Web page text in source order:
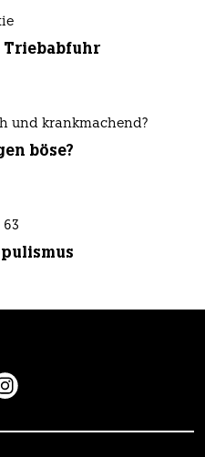
Triebabfuhr
und krankmachend?
böse?
63